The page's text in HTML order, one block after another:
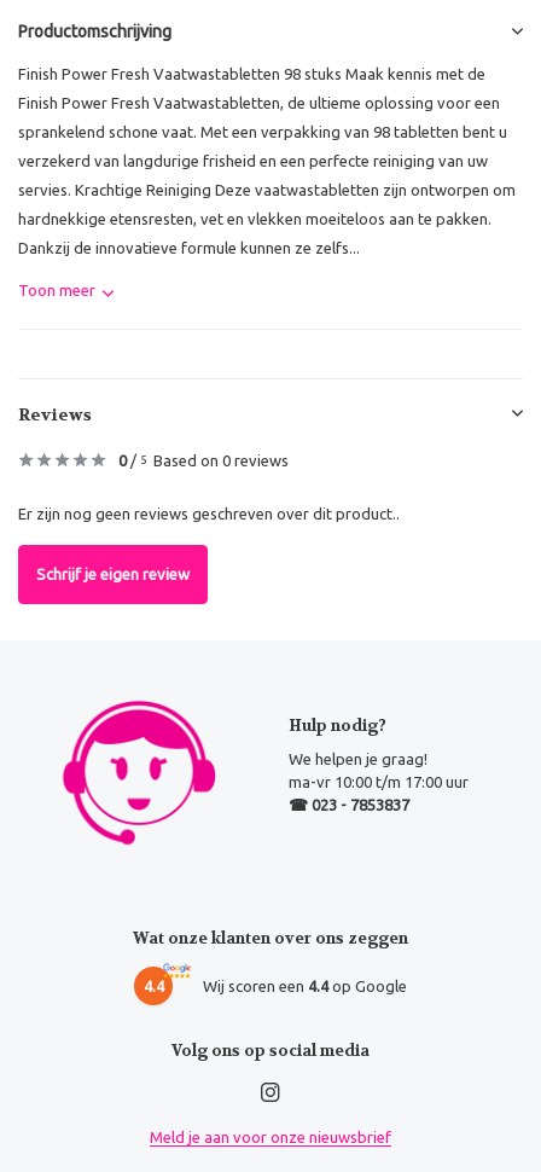
Productomschrijving
Finish Power Fresh Vaatwastabletten 98 stuks Maak kennis met de
Finish Power Fresh Vaatwastabletten, de ultieme oplossing voor een
sprankelend schone vaat. Met een verpakking van 98 tabletten bent u
verzekerd van langdurige frisheid en een perfecte reiniging van uw
servies. Krachtige Reiniging Deze vaatwastabletten zijn ontworpen om
hardnekkige etensresten, vet en vlekken moeiteloos aan te pakken.
Dankzij de innovatieve formule kunnen ze zelfs...
Toon meer
Reviews
0/ 5 Based on 0 reviews
Er zijn nog geen reviews geschreven over dit product..
Schrijf je eigen review
Hulp nodig?
We helpen je graag!
ma-vr 10:00 t/m 17:00 uur
☎ 023 - 7853837
Wat onze klanten over ons zeggen
4.4 Wij scoren een 4.4op Google
Volg ons op social media
Meld je aan voor onze nieuwsbrief